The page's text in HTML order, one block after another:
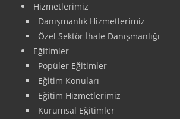
Hizmetlerimiz
Danışmanlık Hizmetlerimiz
Özel Sektör İhale Danışmanlığı
Eğitimler
Popüler Eğitimler
Eğitim Konuları
Eğitim Hizmetlerimiz
Kurumsal Eğitimler